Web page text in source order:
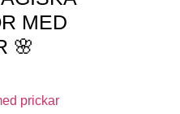
MED
🌸